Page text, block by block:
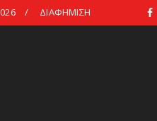
ΔΙΑΦΗΜΙΣΗ